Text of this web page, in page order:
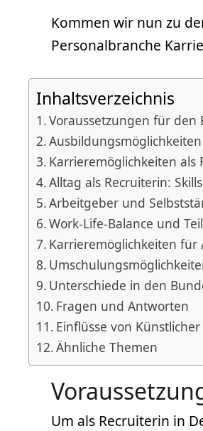
Kommen wir nun zu
Personalbranche
Inhaltsverzeichnis
Voraussetzungen für den
Karrieremöglichkeiten als
Alltag als Recruiterin:
Arbeitgeber und
Work-Life-Balance und
Karrieremöglichkeiten für
Unterschiede in den
Fragen und Antworten
Einflüsse von
Ähnliche Themen
Um als Recruiterin in